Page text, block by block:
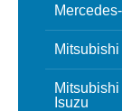
Mitsubishi
Isuzu